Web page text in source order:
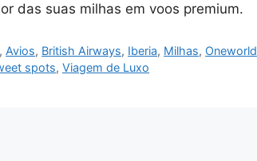
das suas milhas em voos premium.
, Avios, British Airways, Iberia, Milhas, Oneworld
spots, Viagem de Luxo